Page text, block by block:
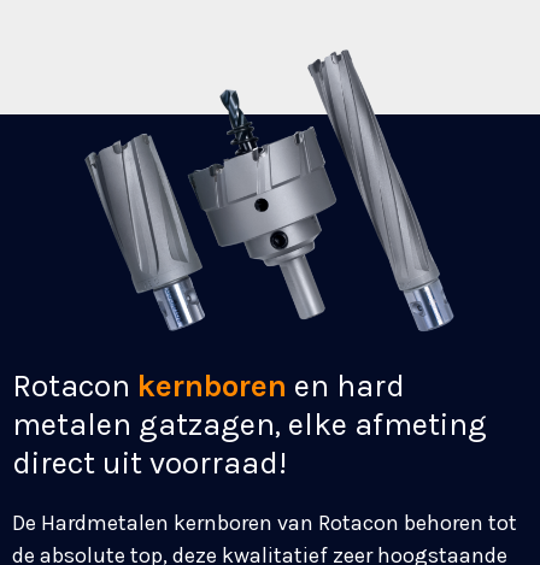
Lintzagenin elke afmeting! voor
zagen van staal en RVS.
balkstaal en massief in staal en roestvaststaal. Wij
adviseren en informeren u graag over de uitvoering
Rotacon kernboren en hard
metalen gatzagen, elke afmeting
direct uit voorraad!
De Hardmetalen kernboren van Rotacon behoren tot
de absolute top, deze kwalitatief zeer hoogstaande